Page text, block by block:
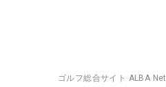
ゴルフ総合サイト ALBA Net